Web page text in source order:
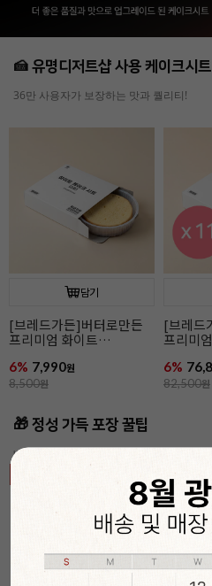
🍰 유명디저트샵 사용 케이크시
36만 사용자가 보장하는 맛과 퀄리티!
담기
[장가네제과]케이크시트
24개입(화이트/미니)
17% 68,900
84,000원
[장가네
(화이트
17%
3,500원
🎁 정성 가득 포장 꿀팁
베이킹의 완성은 포장!